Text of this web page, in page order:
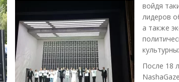
войдя
лидеров
а также
После 18